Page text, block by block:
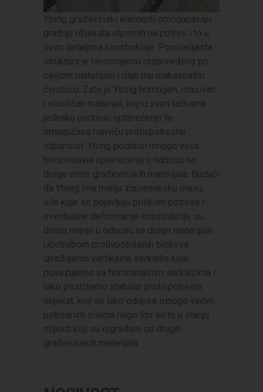
Ytong građevinski elementi omogućavaju
gradnju objekata otpornih na potres i to u
svim detaljima konstrukcije. Poroćelijasta
struktura je ravnomjerno raspoređena po
cijelom materijalu i daje mu maksimalnu
čvrstoću. Zato je Ytong homogen, masivan
i elastičan materijal, koji u svim tačkama
jednako podnosi opterećenje te
omogućava najveću protivpotresnu
otpornost. Ytong podnosi mnogo veća
horizontalna opterećenja u odnosu na
druge vrste građevinskih materijala. Budući
da Ytong ima manju zapreminsku masu,
sile koje se pojavljuju prilikom potresa i
eventualne deformacije konstrukcije su
dosta manje u odnosu na druge materijale.
Upotrebom protivpotresnih blokova
izrađujemo vertikalne serklaže koje
povezujemo sa horizontalnim serklažima i
tako postižemo stabilan protivpotresni
objekat, koji se lako odupire mnogo većim
potresnim silama nego što su to u stanju
objekti koji su izgrađeni od drugih
građevinskih materijala.